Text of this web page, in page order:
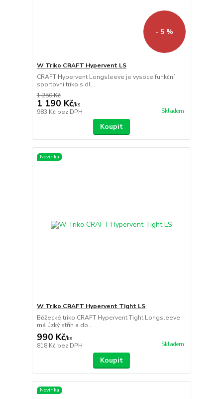
- 5 %
W Triko CRAFT Hypervent LS
CRAFT Hypervent Longsleeve je vysoce funkční
sportovní triko s dl...
1 250 Kč
1 190 Kč/ks
983 Kč bez DPH Skladem
Koupit
Novinka
W Triko CRAFT Hypervent Tight LS
Běžecké triko CRAFT Hypervent Tight Longsleeve
má úzký střih a do...
990 Kč/ks
818 Kč bez DPH Skladem
Koupit
Novinka